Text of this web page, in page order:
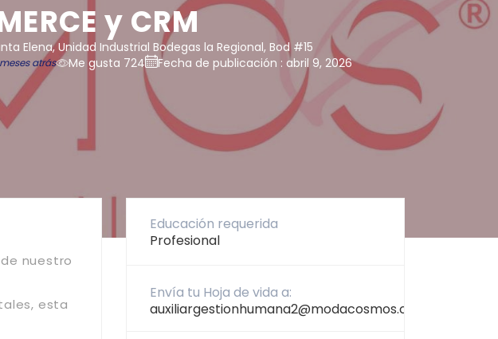
y CRM
Elena, Unidad Industrial Bodegas la Regional, Bod #15
atrás Me gusta 724
Fecha de publicación : abril 9, 2026
nuestro
esta
Educación requerida
Profesional
Envía tu Hoja de vida a:
auxiliargestionhumana2@modacosmos.com